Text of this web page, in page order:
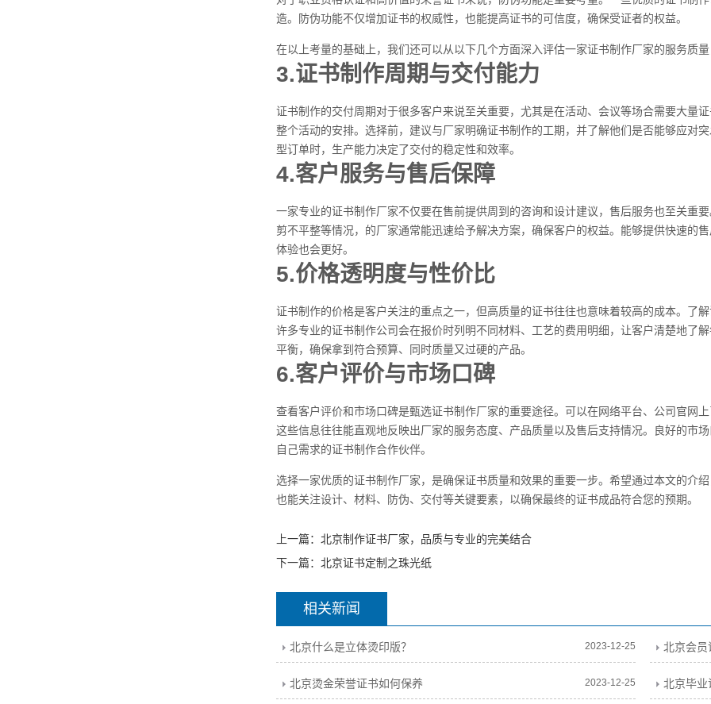
造。防伪功能不仅增加证书的权威性，也能提高证书的可信度，确保受证者的权益。
在以上考量的基础上，我们还可以从以下几个方面深入评估一家证书制作厂家的服务质
3.证书制作周期与交付能力
证书制作的交付周期对于很多客户来说至关重要，尤其是在活动、会议等场合需要大量
整个活动的安排。选择前，建议与厂家明确证书制作的工期，并了解他们是否能够应对
型订单时，生产能力决定了交付的稳定性和效率。
4.客户服务与售后保障
一家专业的证书制作厂家不仅要在售前提供周到的咨询和设计建议，售后服务也至关重
剪不平整等情况，的厂家通常能迅速给予解决方案，确保客户的权益。能够提供快速的
体验也会更好。
5.价格透明度与性价比
证书制作的价格是客户关注的重点之一，但高质量的证书往往也意味着较高的成本。了
许多专业的证书制作公司会在报价时列明不同材料、工艺的费用明细，让客户清楚地了
平衡，确保拿到符合预算、同时质量又过硬的产品。
6.客户评价与市场口碑
查看客户评价和市场口碑是甄选证书制作厂家的重要途径。可以在网络平台、公司官网
这些信息往往能直观地反映出厂家的服务态度、产品质量以及售后支持情况。良好的市
自己需求的证书制作合作伙伴。
选择一家优质的证书制作厂家，是确保证书质量和效果的重要一步。希望通过本文的介
也能关注设计、材料、防伪、交付等关键要素，以确保最终的证书成品符合您的预期。
上一篇： 北京制作证书厂家，品质与专业的完美结合
下一篇： 北京证书定制之珠光纸
相关新闻
北京什么是立体烫印版？ 2023-12-25 北京会
北京烫金荣誉证书如何保养 2023-12-25 北京毕